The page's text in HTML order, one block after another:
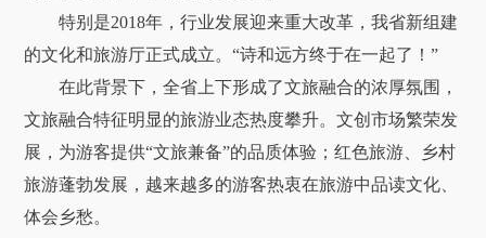
特别是2018年，行业发展迎来重大改革，我省新组建
的文化和旅游厅正式成立。“诗和远方终于在一起了！”
在此背景下，全省上下形成了文旅融合的浓厚氛围，
文旅融合特征明显的旅游业态热度攀升。文创市场繁荣发
展，为游客提供“文旅兼备”的品质体验；红色旅游、乡村
旅游蓬勃发展，越来越多的游客热衷在旅游中品读文化、
体会乡愁。